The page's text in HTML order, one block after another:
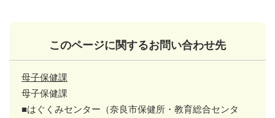
このページに関するお問い合わせ先
母子保健課
母子保健課
■はぐくみセンター（奈良市保健所・教育総合センタ